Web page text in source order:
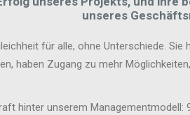
unseres
für alle, ohne Unterschiede.
haben Zugang zu mehr
hinter unserem